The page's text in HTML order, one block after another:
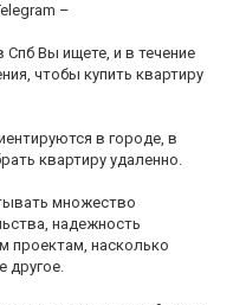
–
Вы ищете, и в течение
чтобы купить квартиру
в городе, в
квартиру удаленно.
множество
надежность
проектам, насколько
другое.